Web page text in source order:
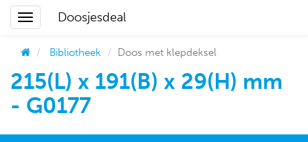
Doosjesdeal
Bibliotheek Doos met klepdeksel
215(L) x 191(B) x 29(H) mm
- G0177